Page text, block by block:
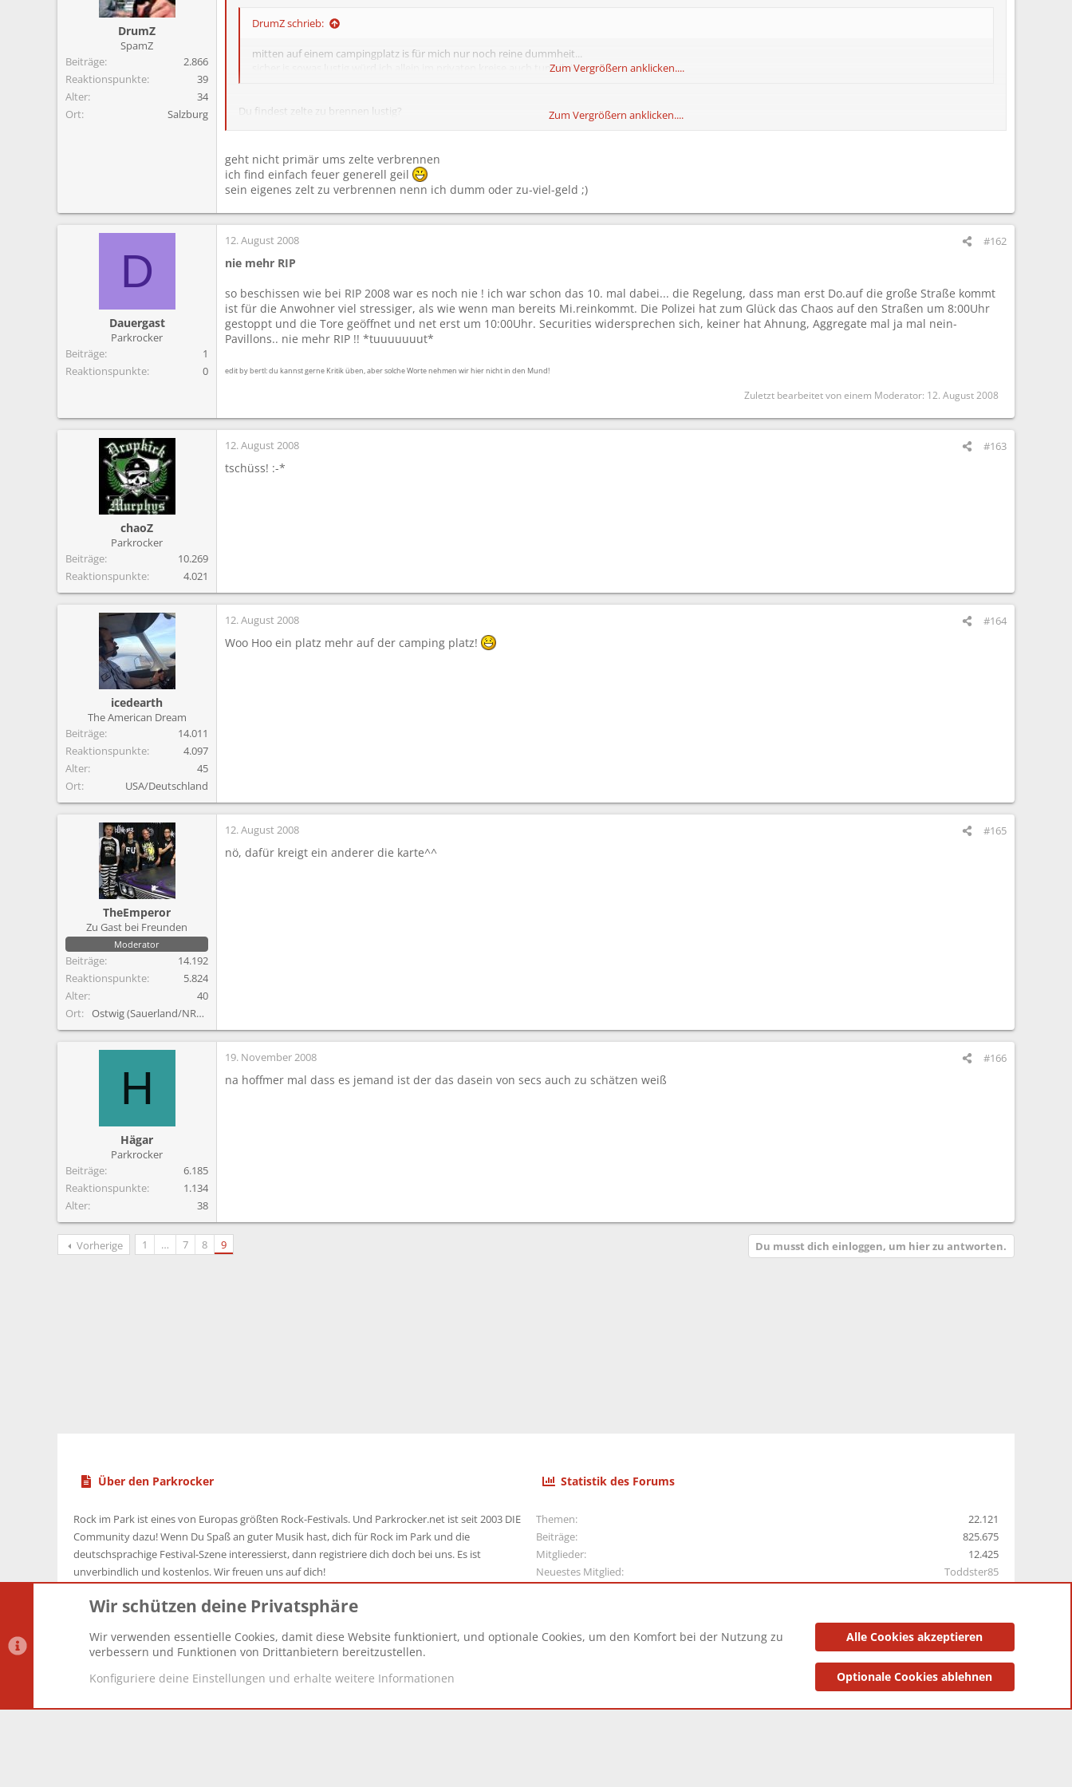
DrumZ
SpamZ
Beiträge
2.866
Reaktionspunkte
39
Alter
34
Ort
Salzburg
DrumZ schrieb:
mitten auf einem campingplatz is für mich nur noch reine dummheit...
sicher is sowas lustig würd ich allein im privaten kreise auch tun gib ich zu...Zum Vergrößern anklicken....
Du findest zelte zu brennen lustig?
Zum Vergrößern anklicken....
geht nicht primär ums zelte verbrennen
ich find einfach feuer generell geil
sein eigenes zelt zu verbrennen nenn ich dumm oder zu-viel-geld ;)
D
Dauergast
Parkrocker
Beiträge
1
Reaktionspunkte
0
12. August 2008 #162
nie mehr RIP
so beschissen wie bei RIP 2008 war es noch nie ! ich war schon das 10. mal dabei... die Regelung, dass man erst Do.auf die große Straße kommt
ist für die Anwohner viel stressiger, als wie wenn man bereits Mi.reinkommt. Die Polizei hat zum Glück das Chaos auf den Straßen um 8:00Uhr
gestoppt und die Tore geöffnet und net erst um 10:00Uhr. Securities widersprechen sich, keiner hat Ahnung, Aggregate mal ja mal nein-
Pavillons.. nie mehr RIP !! *tuuuuuuut*
edit by bertl: du kannst gerne Kritik üben, aber solche Worte nehmen wir hier nicht in den Mund!
Zuletzt bearbeitet von einem Moderator: 12. August 2008
chaoZ
Parkrocker
Beiträge
10.269
Reaktionspunkte
4.021
12. August 2008 #163
tschüss! :-*
icedearth
The American Dream
Beiträge
14.011
Reaktionspunkte
4.097
Alter
45
Ort
USA/Deutschland
12. August 2008 #164
Woo Hoo ein platz mehr auf der camping platz!
TheEmperor
Zu Gast bei Freunden
Moderator
Beiträge
14.192
Reaktionspunkte
5.824
Alter
40
Ort
Ostwig (Sauerland/NRW)
12. August 2008 #165
nö, dafür kreigt ein anderer die karte^^
H
Hägar
Parkrocker
Beiträge
6.185
Reaktionspunkte
1.134
Alter
38
19. November 2008 #166
na hoffmer mal dass es jemand ist der das dasein von secs auch zu schätzen weiß
Vorherige 1 … 7 8 9 Du musst dich einloggen, um hier zu antworten.
Über den Parkrocker
Rock im Park ist eines von Europas größten Rock-Festivals. Und Parkrocker.net ist seit 2003 DIE
Community dazu! Wenn Du Spaß an guter Musik hast, dich für Rock im Park und die
deutschsprachige Festival-Szene interessierst, dann registriere dich doch bei uns. Es ist
unverbindlich und kostenlos. Wir freuen uns auf dich!
Statistik des Forums
Themen
22.121
Beiträge
825.675
Mitglieder
12.425
Neuestes Mitglied
Toddster85
Datenschutz-Einstellungen PR Light Deutsch [Du] Datenschutzerklärung Impressum
Wir schützen deine Privatsphäre
Wir verwenden essentielle Cookies, damit diese Website funktioniert, und optionale Cookies, um den Komfort bei der Nutzung zu
verbessern und Funktionen von Drittanbietern bereitzustellen.
Konfiguriere deine Einstellungen und erhalte weitere Informationen
Alle Cookies akzeptieren
Optionale Cookies ablehnen